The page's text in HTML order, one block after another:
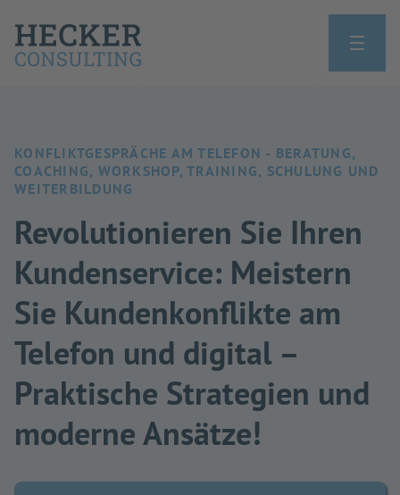
KONFLIKTGESPRÄCHE AM TELEFON - BERATUNG,
COACHING, WORKSHOP, TRAINING, SCHULUNG UND
WEITERBILDUNG
Revolutionieren Sie Ihren
Kundenservice: Meistern
Sie Kundenkonflikte am
Telefon und digital –
Praktische Strategien und
moderne Ansätze!